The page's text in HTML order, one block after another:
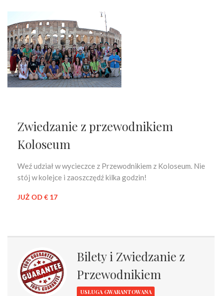
Zwiedzanie z przewodnikiem
Koloseum
Weź udział w wycieczce z Przewodnikiem z Koloseum. Nie
stój w kolejce i zaoszczędź kilka godzin!
JUŻ OD € 17
Bilety i Zwiedzanie z
Przewodnikiem
USŁUGA GWARANTOWANA